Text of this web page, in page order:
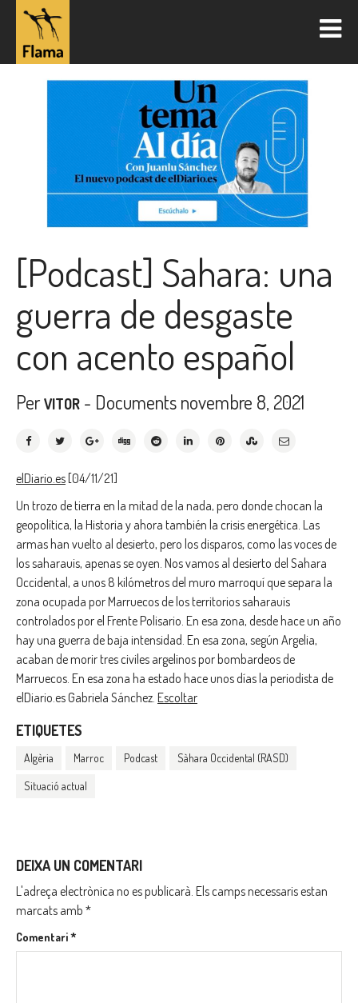
[Podcast] Sahara: una
guerra de desgaste
con acento español
Per VITOR - Documentsnovembre 8, 2021
elDiario.es [04/11/21]
Un trozo de tierra en la mitad de la nada, pero donde chocan la
geopolítica, la Historia y ahora también la crisis energética. Las
armas han vuelto al desierto, pero los disparos, como las voces de
los saharauis, apenas se oyen. Nos vamos al desierto del Sahara
Occidental, a unos 8 kilómetros del muro marroquí que separa la
zona ocupada por Marruecos de los territorios saharauis
controlados por el Frente Polisario. En esa zona, desde hace un año
hay una guerra de baja intensidad. En esa zona, según Argelia,
acaban de morir tres civiles argelinos por bombardeos de
Marruecos. En esa zona ha estado hace unos días la periodista de
elDiario.es Gabriela Sánchez. Escoltar
ETIQUETES
Algèria Marroc Podcast Sàhara Occidental (RASD)
Situació actual
DEIXA UN COMENTARI
L'adreça electrònica no es publicarà. Els camps necessaris estan
marcats amb *
Comentari*